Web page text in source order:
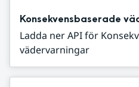
Konsekvensbaserade
Ladda ner API för
vädervarningar